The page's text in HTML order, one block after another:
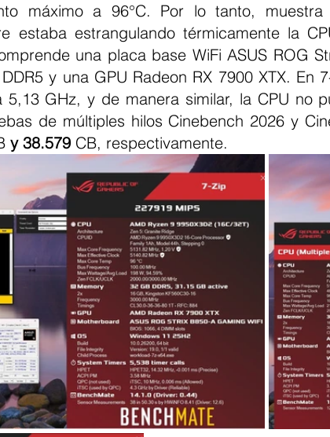
máximo a 96°C. Por lo tanto,
estaba estrangulando térmicamente la
una placa base WiFi ASUS ROG
GHz, y de manera similar, la CPU no
de múltiples hilos Cinebench 2026 y
y 38.579 CB, respectivamente.